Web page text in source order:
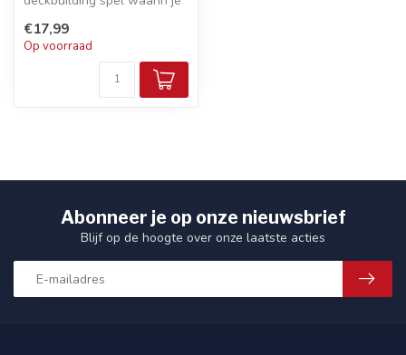
€17,99
Op voorraad
Abonneer je op onze nieuwsbrief
Blijf op de hoogte over onze laatste acties